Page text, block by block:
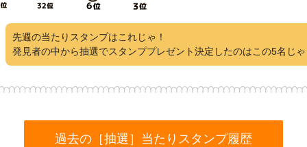
先週の当たりスタンプはこれじゃ！
発見者の中から抽選でスタンププレゼント決定したのはこの5名じ
過去の［抽選］当たりスタンプ履歴